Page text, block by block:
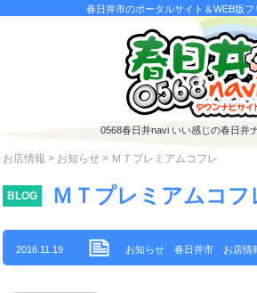
春日井市のポータルサイト＆WEB版フ
0568春日井naviいい感じの春日井
お店情報 > お知らせ > ＭＴプレミアムコフレ
ＭＴプレミアムコフ
BLOG
2016.11.19 お知らせ 春日井市 お店情